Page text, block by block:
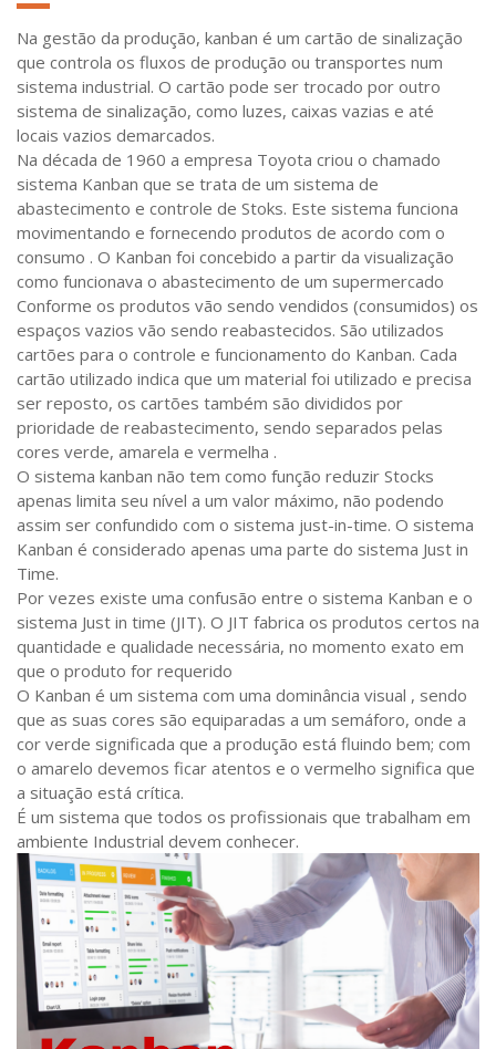
Na gestão da produção, kanban é um cartão de sinalização
que controla os fluxos de produção ou transportes num
sistema industrial. O cartão pode ser trocado por outro
sistema de sinalização, como luzes, caixas vazias e até
locais vazios demarcados.
Na década de 1960 a empresa Toyota criou o chamado
sistema Kanban que se trata de um sistema de
abastecimento e controle de Stoks. Este sistema funciona
movimentando e fornecendo produtos de acordo com o
consumo . O Kanban foi concebido a partir da visualização
como funcionava o abastecimento de um supermercado
Conforme os produtos vão sendo vendidos (consumidos) os
espaços vazios vão sendo reabastecidos. São utilizados
cartões para o controle e funcionamento do Kanban. Cada
cartão utilizado indica que um material foi utilizado e precisa
ser reposto, os cartões também são divididos por
prioridade de reabastecimento, sendo separados pelas
cores verde, amarela e vermelha .
O sistema kanban não tem como função reduzir Stocks
apenas limita seu nível a um valor máximo, não podendo
assim ser confundido com o sistema just-in-time. O sistema
Kanban é considerado apenas uma parte do sistema Just in
Time.
Por vezes existe uma confusão entre o sistema Kanban e o
sistema Just in time (JIT). O JIT fabrica os produtos certos na
quantidade e qualidade necessária, no momento exato em
que o produto for requerido
O Kanban é um sistema com uma dominância visual , sendo
que as suas cores são equiparadas a um semáforo, onde a
cor verde significada que a produção está fluindo bem; com
o amarelo devemos ficar atentos e o vermelho significa que
a situação está crítica.
É um sistema que todos os profissionais que trabalham em
ambiente Industrial devem conhecer.